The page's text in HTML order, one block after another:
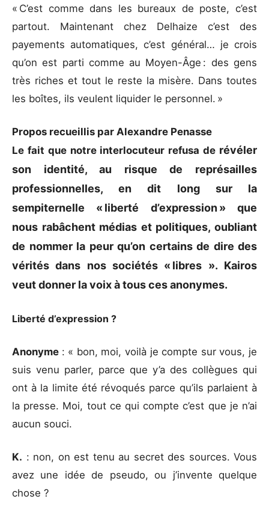
« C’est comme dans les bureaux de poste, c’est
partout. Maintenant chez Delhaize c’est des
payements automatiques, c’est général… je crois
qu’on est parti comme au Moyen-Âge : des gens
très riches et tout le reste la misère. Dans toutes
les boîtes, ils veulent liquider le personnel. »
Propos recueillis par Alexandre Penasse
Le fait que notre interlocuteur refusa de révéler
son identité, au risque de représailles
professionnelles, en dit long sur la
sempiternelle « liberté d’expression » que
nous rabâchent médias et politiques, oubliant
de nommer la peur qu’on certains de dire des
vérités dans nos sociétés « libres ». Kairos
veut donner la voix à tous ces anonymes.
Liberté d’expression ?
Anonyme : « bon, moi, voilà je compte sur vous, je
suis venu parler, parce que y’a des collègues qui
ont à la limite été révoqués parce qu’ils parlaient à
la presse. Moi, tout ce qui compte c’est que je n’ai
aucun souci.
K. : non, on est tenu au secret des sources. Vous
avez une idée de pseudo, ou j’invente quelque
chose ?